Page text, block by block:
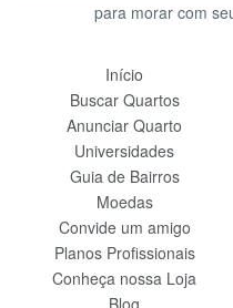
para morar com
Início
Buscar Quartos
Anunciar Quarto
Universidades
Guia de Bairros
Moedas
Convide um amigo
Planos Profissionais
Conheça nossa Loja
Blog